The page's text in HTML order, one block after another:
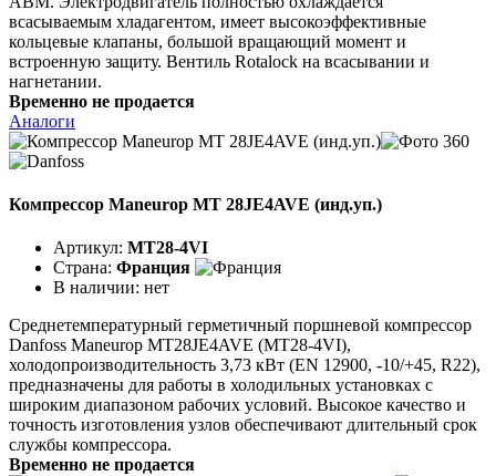
всасываемым хладагентом, имеет высокоэффективные
кольцевые клапаны, большой вращающий момент и
встроенную защиту. Вентиль Rotalock на всасывании и
нагнетании.
Временно не продается
Аналоги
Компрессор Maneurop MT 28JE4AVE (инд.уп.)
Артикул: MT28-4VI
Страна: Франция
В наличии: нет
Среднетемпературный герметичный поршневой компрессор
Danfoss Maneurop MT28JE4AVE (MT28-4VI),
холодопроизводительность 3,73 кВт (EN 12900, -10/+45, R22),
предназначены для работы в холодильных установках с
широким диапазоном рабочих условий. Высокое качество и
точность изготовления узлов обеспечивают длительный срок
службы компрессора.
Временно не продается